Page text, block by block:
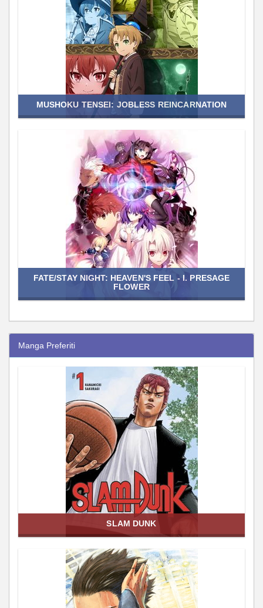
MUSHOKU TENSEI: JOBLESS REINCARNATION
FATE/STAY NIGHT: HEAVEN'S FEEL - I. PRESAGE
FLOWER
Manga Preferiti
SLAM DUNK